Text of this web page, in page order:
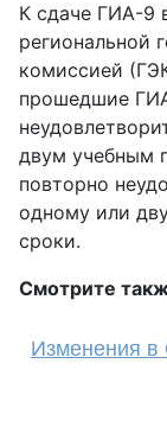
К сдаче ГИА-9
региональной
комиссией
прошедшие
двум учебным
повторно
одному или
сроки.
Смотрите
Изменения